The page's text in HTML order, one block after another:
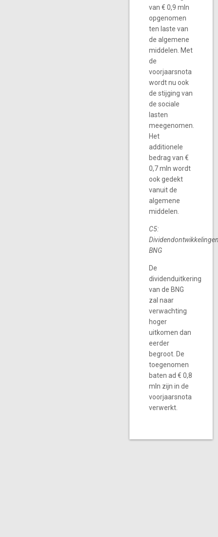
van € 0,9 mln
opgenomen
ten laste van
de algemene
middelen. Met
de
voorjaarsnota
wordt nu ook
de stijging van
de sociale
lasten
meegenomen.
Het
additionele
bedrag van €
0,7 mln wordt
ook gedekt
vanuit de
algemene
middelen.
C5:
BNG
De
dividenduitkering
van de BNG
zal naar
verwachting
hoger
uitkomen dan
eerder
begroot. De
toegenomen
baten ad € 0,8
mln zijn in de
voorjaarsnota
verwerkt.